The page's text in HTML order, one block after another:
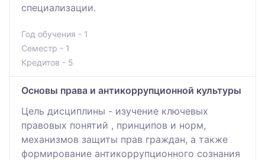
специализации.
Год обучения - 1
Семестр - 1
Кредитов - 5
Основы права и антикоррупционной культуры
Цель дисциплины - изучение ключевых
правовых понятий , принципов и норм,
механизмов защиты прав граждан, а также
формирование антикоррупционного сознания